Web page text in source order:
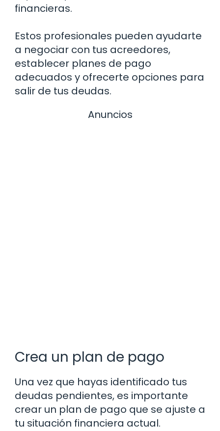
financieras.
Estos profesionales pueden ayudarte
a negociar con tus acreedores,
establecer planes de pago
adecuados y ofrecerte opciones para
salir de tus deudas.
Anuncios
Crea un plan de pago
Una vez que hayas identificado tus
deudas pendientes, es importante
crear un plan de pago que se ajuste a
tu situación financiera actual.